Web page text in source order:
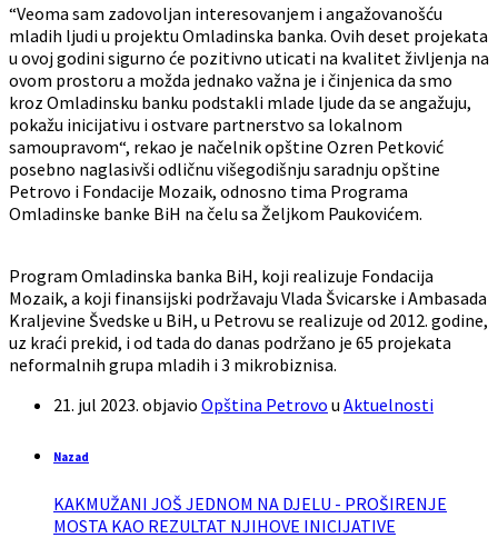
“Veoma sam zadovoljan interesovanjem i angažovanošću
mladih ljudi u projektu Omladinska banka. Ovih deset projekata
u ovoj godini sigurno će pozitivno uticati na kvalitet življenja na
ovom prostoru a možda jednako važna je i činjenica da smo
kroz Omladinsku banku podstakli mlade ljude da se angažuju,
pokažu inicijativu i ostvare partnerstvo sa lokalnom
samoupravom“, rekao je načelnik opštine Ozren Petković
posebno naglasivši odličnu višegodišnju saradnju opštine
Petrovo i Fondacije Mozaik, odnosno tima Programa
Omladinske banke BiH na čelu sa Željkom Paukovićem.
Program Omladinska banka BiH, koji realizuje Fondacija
Mozaik, a koji finansijski podržavaju Vlada Švicarske i Ambasada
Kraljevine Švedske u BiH, u Petrovu se realizuje od 2012. godine,
uz kraći prekid, i od tada do danas podržano je 65 projekata
neformalnih grupa mladih i 3 mikrobiznisa.
21. jul 2023. objavio Opština Petrovo u Aktuelnosti
Nazad
KAKMUŽANI JOŠ JEDNOM NA DJELU - PROŠIRENJE
MOSTA KAO REZULTAT NJIHOVE INICIJATIVE